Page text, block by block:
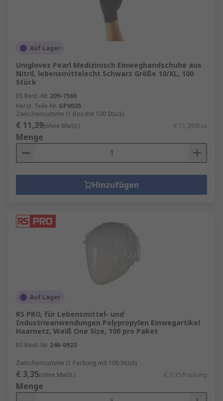
Auf Lager
Unigloves Pearl Medizinisch Einweghandschuhe aus
Nitril, lebensmittelecht Schwarz Größe 10/XL, 100
Stück
RS Best.-Nr. 209-7560
Herst. Teile-Nr. GP0035
Zwischensumme (1 Box mit 100 Stück)
€ 11,39(ohne MwSt.) € 11,39/Box
Menge
Hinzufügen
Auf Lager
RS PRO, für Lebensmittel- und
Industrieanwendungen Polypropylen Einwegartikel
Haarnetz, Weiß One Size, 100 pro Paket
RS Best.-Nr. 246-0923
Zwischensumme (1 Packung mit 100 Stück)
€ 3,35(ohne MwSt.) € 3,35/Packung
Menge